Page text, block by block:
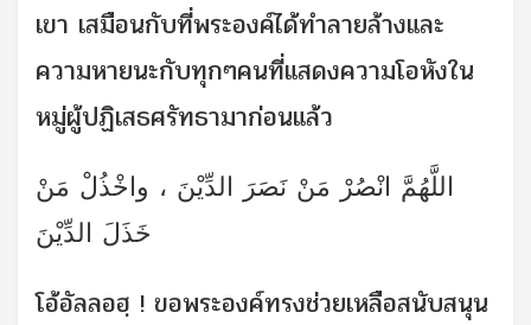
เขา เสมือนกับที่พระองค์ได้ทำลายล้างและ
ความหายนะกับทุกๆคนที่แสดงความโอหังใน
หมู่ผู้ปฏิเสธศรัทธามาก่อนแล้ว
اللَّهُمَّ انْصُرْ مَنْ نَصَرَ الدِّيْنَ ، واخْذُلْ مَنْ
خَذَلَ الدِّيْنَ
โอ้อัลลอฮฺ ! ขอพระองค์ทรงช่วยเหลือสนับสนุน